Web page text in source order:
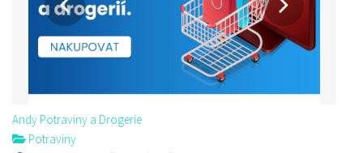
Andy Potraviny a Drogerie
Potraviny